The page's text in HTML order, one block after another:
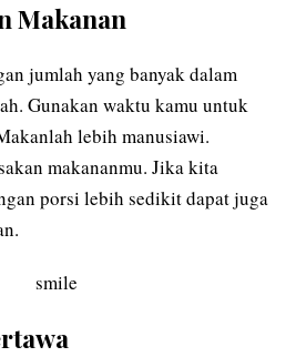
Makanan
jumlah yang banyak dalam
Gunakan waktu kamu untuk
lebih manusiawi.
makananmu. Jika kita
porsi lebih sedikit dapat juga